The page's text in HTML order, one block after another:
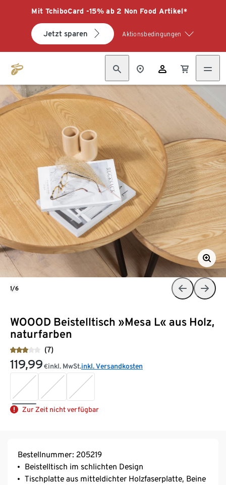
Mit TchiboCard -15% ab 2 Non Food Artikel*
Jetzt sparen Aktionsbedingungen
WOOOD Beistelltisch »Mesa L« aus Holz,
naturfarben
(7)
119,99 €inkl. MwSt.inkl. Versandkosten
Zur Zeit nicht verfügbar
1/6
Bestellnummer: 205219
Beistelltisch im schlichten Design
Tischplatte aus mitteldichter Holzfaserplatte, Beine